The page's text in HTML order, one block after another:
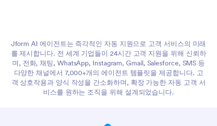
Jform AI 에이전트는 즉각적인 자동 지원으로 고객 서비스의 미래
를 제시합니다. 전 세계 기업들이 24시간 고객 지원을 위해 신뢰하
며, 전화, 채팅, WhatsApp, Instagram, Gmail, Salesforce, SMS 등
다양한 채널에서 7,000+개의 에이전트 템플릿을 제공합니다. 고
객 상호작용과 양식 작성을 간소화하며, 확장 가능한 자동 고객 서
비스를 원하는 조직을 위해 설계되었습니다.